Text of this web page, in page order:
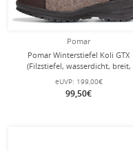
Pomar
Pomar Winterstiefel Koli GTX
(Filzstiefel, wasserdicht, breit,
extrem warm) sandbraun Damen
eUVP: 199,00€
99,50€